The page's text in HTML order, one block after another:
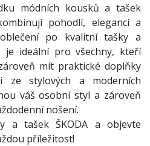
módních kousků a tašek
pohodlí, eleganci a
po kvalitní tašky a
je ideální pro všechny, kteří
mít praktické doplňky
ze stylových a moderních
váš osobní styl a zároveň
nošení.
a tašek ŠKODA a objevte
příležitost!